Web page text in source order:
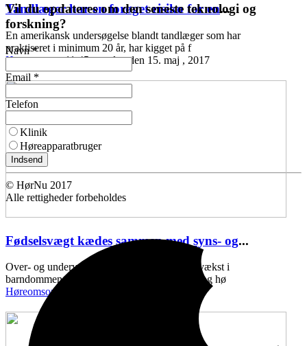
Tandlæger har en forøget risiko for en...
En amerikansk undersøgelse blandt tandlæger som har
praktiseret i minimum 20 år, har kigget på f
Høreomsorg 11:45 mandag den 15. maj , 2017
Fødselsvægt kædes sammen med syns- og...
Over- og undervægt ved fødslen, samt ringe vækst i
barndommen, kan kædes sammen med syns- og hø
Høreomsorg
11:43 onsdag den 10. maj , 2017
Vil du opdateres om den seneste teknologi og
forskning?
Navn *
Email *
Telefon
Klinik
Høreapparatbruger
Indsend
© HørNu 2017
Alle rettigheder forbeholdes